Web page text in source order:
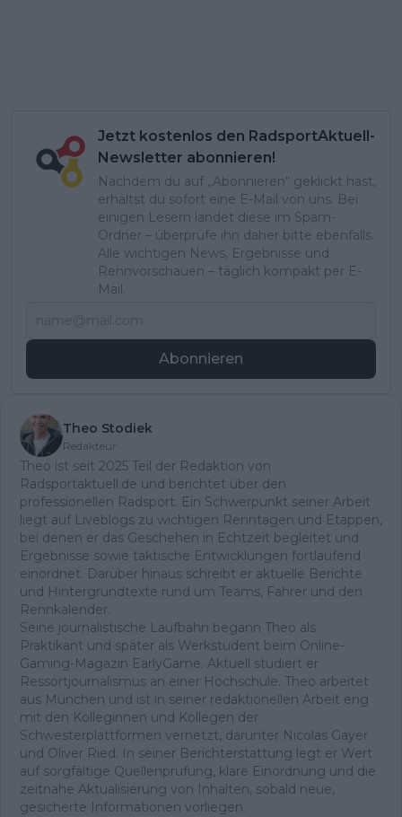
Jetzt kostenlos den RadsportAktuell-
Newsletter abonnieren!
Nachdem du auf „Abonnieren“ geklickt hast,
erhältst du sofort eine E-Mail von uns. Bei
einigen Lesern landet diese im Spam-
Ordner – überprüfe ihn daher bitte ebenfalls.
Alle wichtigen News, Ergebnisse und
Rennvorschauen – täglich kompakt per E-
Mail.
Abonnieren
Theo Stodiek
Redakteur
Theo ist seit 2025 Teil der Redaktion von
Radsportaktuell.de und berichtet über den
professionellen Radsport. Ein Schwerpunkt seiner Arbeit
liegt auf Liveblogs zu wichtigen Renntagen und Etappen,
bei denen er das Geschehen in Echtzeit begleitet und
Ergebnisse sowie taktische Entwicklungen fortlaufend
einordnet. Darüber hinaus schreibt er aktuelle Berichte
und Hintergrundtexte rund um Teams, Fahrer und den
Rennkalender.
Seine journalistische Laufbahn begann Theo als
Praktikant und später als Werkstudent beim Online-
Gaming-Magazin EarlyGame. Aktuell studiert er
Ressortjournalismus an einer Hochschule. Theo arbeitet
aus München und ist in seiner redaktionellen Arbeit eng
mit den Kolleginnen und Kollegen der
Schwesterplattformen vernetzt, darunter Nicolas Gayer
und Oliver Ried. In seiner Berichterstattung legt er Wert
auf sorgfältige Quellenprüfung, klare Einordnung und die
zeitnahe Aktualisierung von Inhalten, sobald neue,
gesicherte Informationen vorliegen.